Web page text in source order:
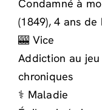
Condamné à
(1849), 4 ans
🎰 Vice
Addiction au
chroniques
⚕️ Maladie